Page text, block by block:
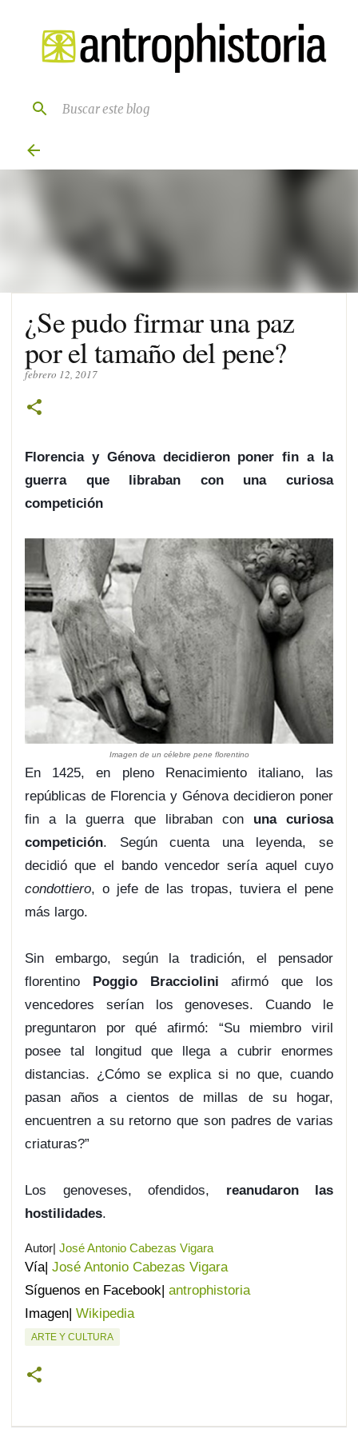
Ir al contenido principal
¿Se pudo firmar una paz
por el tamaño del pene?
febrero 12, 2017
Florencia y Génova decidieron poner fin a la
guerra que libraban con una curiosa
competición
Imagen de un célebre pene florentino
En 1425, en pleno Renacimiento italiano, las
repúblicas de Florencia y Génova decidieron poner
fin a la guerra que libraban con una curiosa
competición. Según cuenta una leyenda, se
decidió que el bando vencedor sería aquel cuyo
condottiero, o jefe de las tropas, tuviera el pene
más largo.
Sin embargo, según la tradición, el pensador
florentino Poggio Bracciolini afirmó que los
vencedores serían los genoveses. Cuando le
preguntaron por qué afirmó: “Su miembro viril
posee tal longitud que llega a cubrir enormes
distancias. ¿Cómo se explica si no que, cuando
pasan años a cientos de millas de su hogar,
encuentren a su retorno que son padres de varias
criaturas?”
Los genoveses, ofendidos, reanudaron las
hostilidades.
Autor| José Antonio Cabezas Vigara
Vía| José Antonio Cabezas Vigara
Síguenos en Facebook| antrophistoria
Imagen| Wikipedia
ARTE Y CULTURA